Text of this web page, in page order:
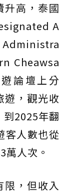
升高，泰國
A
Cheawsa
論壇上分
遊，觀光收
2025年翻
客人數也從
人次。
限，但收入